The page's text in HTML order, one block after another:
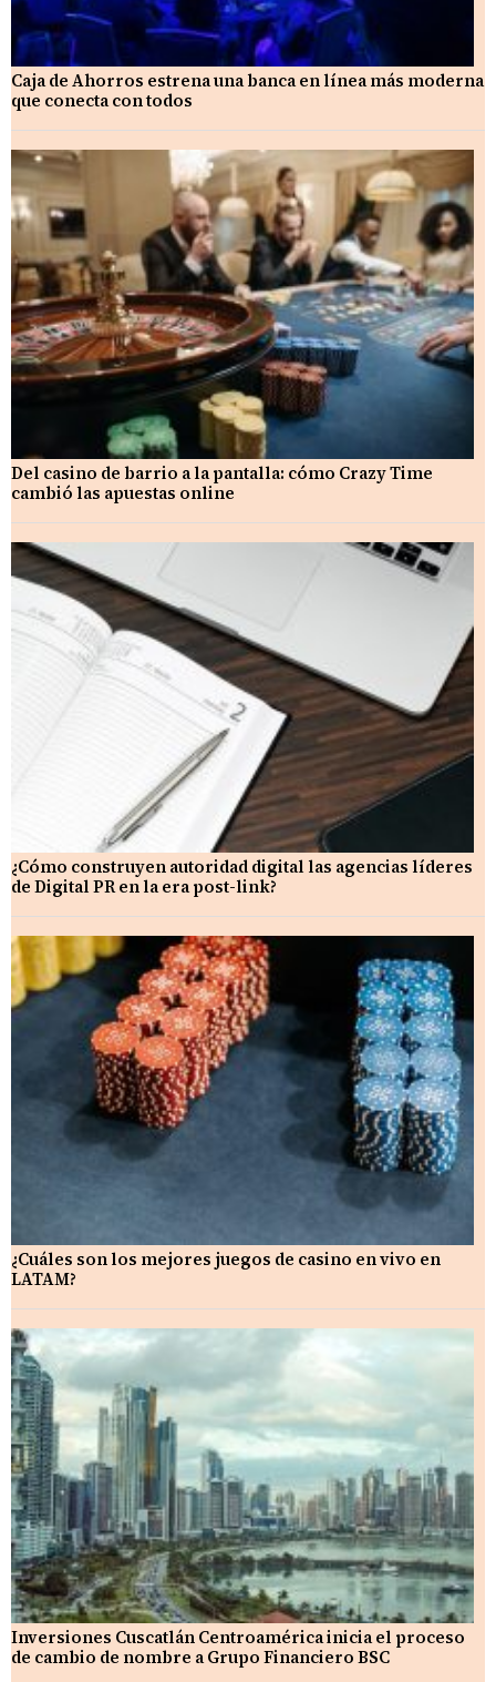
Caja de Ahorros estrena una banca en línea más moderna
que conecta con todos
Del casino de barrio a la pantalla: cómo Crazy Time
cambió las apuestas online
¿Cómo construyen autoridad digital las agencias líderes
de Digital PR en la era post-link?
¿Cuáles son los mejores juegos de casino en vivo en
LATAM?
Inversiones Cuscatlán Centroamérica inicia el proceso
de cambio de nombre a Grupo Financiero BSC